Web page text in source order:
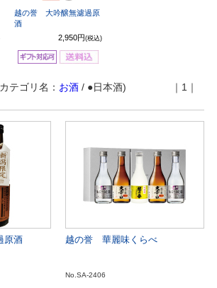
越の誉 大吟醸無濾過原
酒
2,950円 (税込)
｜1｜
テゴリ名： お酒/ ●日本酒)
原酒 越の誉 華麗味くらべ
No.SA-2406